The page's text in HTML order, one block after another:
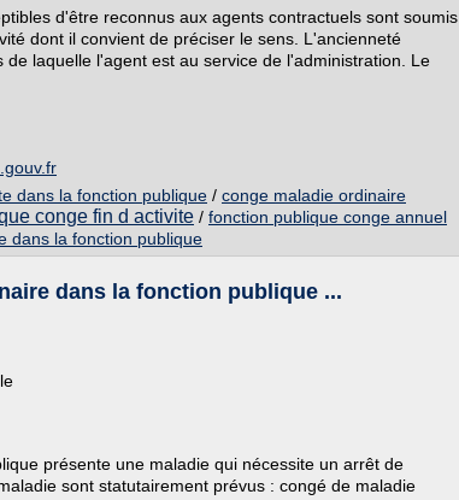
d'être reconnus aux agents contractuels sont soumis
dont il convient de préciser le sens. L'ancienneté
laquelle l'agent est au service de l'administration. Le
dans la fonction publique / conge maladie ordinaire
conge fin d activite / fonction publique conge annuel
dans la fonction publique
dans la fonction publique ...
présente une maladie qui nécessite un arrêt de
sont statutairement prévus : congé de maladie